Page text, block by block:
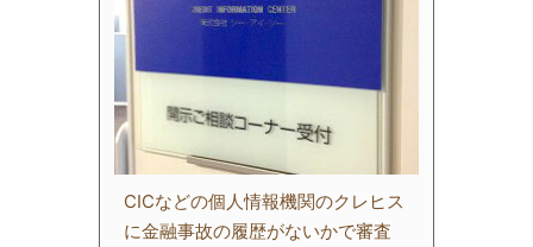
CICなどの個人情報機関のクレヒス
に金融事故の履歴がないかで審査